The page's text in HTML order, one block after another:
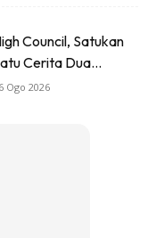
Council, Satukan
Cerita Dua...
6 Ogo 2026